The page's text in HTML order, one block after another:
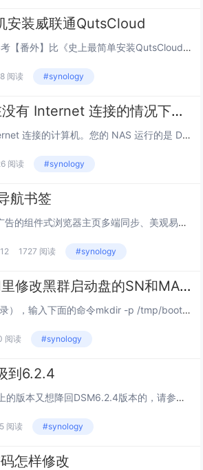
安装威联通QutsCloud
我只是搬运工，本文参考【番外】比《史上最简单安装QutsCloud的办法》还简单的办法 (jxcn.org)简单用VMM安装QutsCloud1、导入镜像访问威联通下载中心，下载最新的VMDK - Full Disk Image（20220...
阅读 #synology
群晖NAS如何在没有 Internet 连接的情况下手动更新病毒定义？
环境您正在使用有 Internet 连接的计算机。您的 NAS 运行的是 DSM 6.0 或以上版本。您无法在 DSM 5.2 及以下版本上更新 Antivirus Essential 的病毒定义，因为该 DSM 版本上使用的 ClamAV...
阅读 #synology
航书签
Ftab 新标签页免费无广告的组件式浏览器主页多端同步、美观易用的在线导航和新标签页工具， 帮助您高效管理网页和应用，更有便携好玩的小组件供您使用，提升在线体验。让功能更简洁这是一款集导航与笔记功能于一体的书签管理工具，希望帮助你不惧遗忘...
1727 阅读 #synology
直接在群晖SSH里修改黑群启动盘的SN和MAC方法
SSH登录群晖（root登录），输入下面的命令mkdir -p /tmp/bootcd /devmount -t vfat synoboot1 /tmp/boot/cd /tmp/boot/grubvi grub.cfg此时还是命令模式，按...
阅读 #synology
到6.2.4
如果升级了DSM7.0以上的版本又想降回DSM6.2.4版本的，请参考下面的操作（如果是7.2想降级到6.2，需要先降级到7.1，再降级到7.0，然后才能降级到6.2.x）在Win系统打开MobaXterm；下载地址 密码：90...
阅读 #synology
怎样修改